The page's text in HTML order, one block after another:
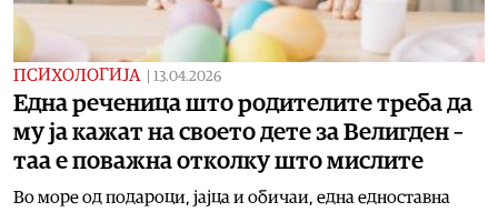
ПСИХОЛОГИЈА 13.04.2026
Една реченица што родителите треба да
му ја кажат на своето дете за Велигден –
таа е поважна отколку што мислите
Во море од подароци, јајца и обичаи, една едноставна